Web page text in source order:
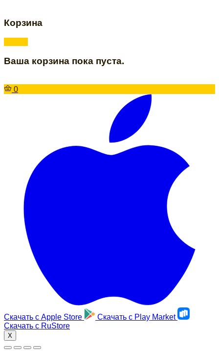
Корзина
Ваша корзина пока пуста.
0
Скачать с Apple Store Скачать с Play Market
Скачать с RuStore
X